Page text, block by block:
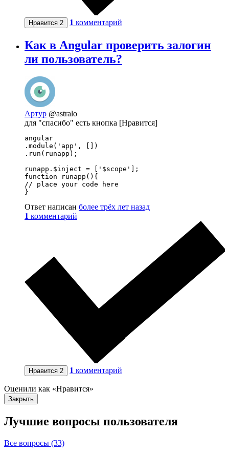
Нравится 2 1 комментарий
Как в Angular проверить залогин
ли пользователь?
Артур @astralo
для "спасибо" есть кнопка [Нравится]
angular
.module('app', [])
.run(runapp);
runapp.$inject = ['$scope'];
function runapp(){
// place your code here
}
Ответ написан более трёх лет назад
1 комментарий
Нравится 2 1 комментарий
Оценили как «Нравится»
Закрыть
Лучшие вопросы пользователя
Все вопросы (33)